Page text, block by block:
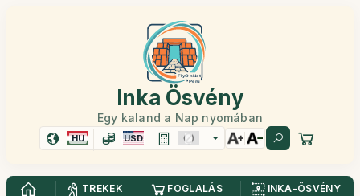
Inka Ösvény
Egy kaland a Nap nyomában
HU USD
TREKEK FOGLALÁS
INKA-ÖSVÉNY